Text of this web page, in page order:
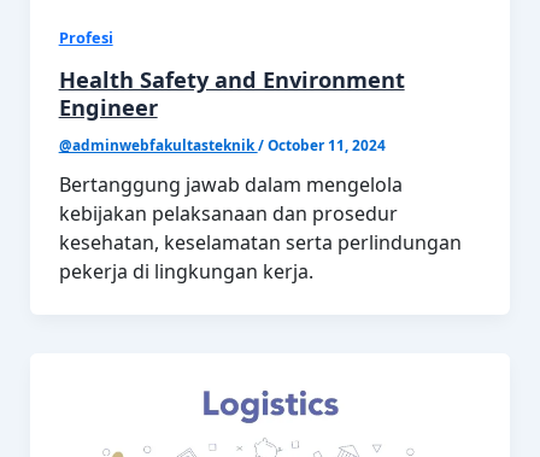
Profesi
Health Safety and Environment
Engineer
@adminwebfakultasteknik/October 11, 2024
Bertanggung jawab dalam mengelola
kebijakan pelaksanaan dan prosedur
kesehatan, keselamatan serta perlindungan
pekerja di lingkungan kerja.